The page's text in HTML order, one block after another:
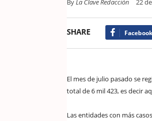
ByLa Clave Redacción 22
SHARE Facebook
El mes de julio pasado se
total de 6 mil 423, es decir
Las entidades con más